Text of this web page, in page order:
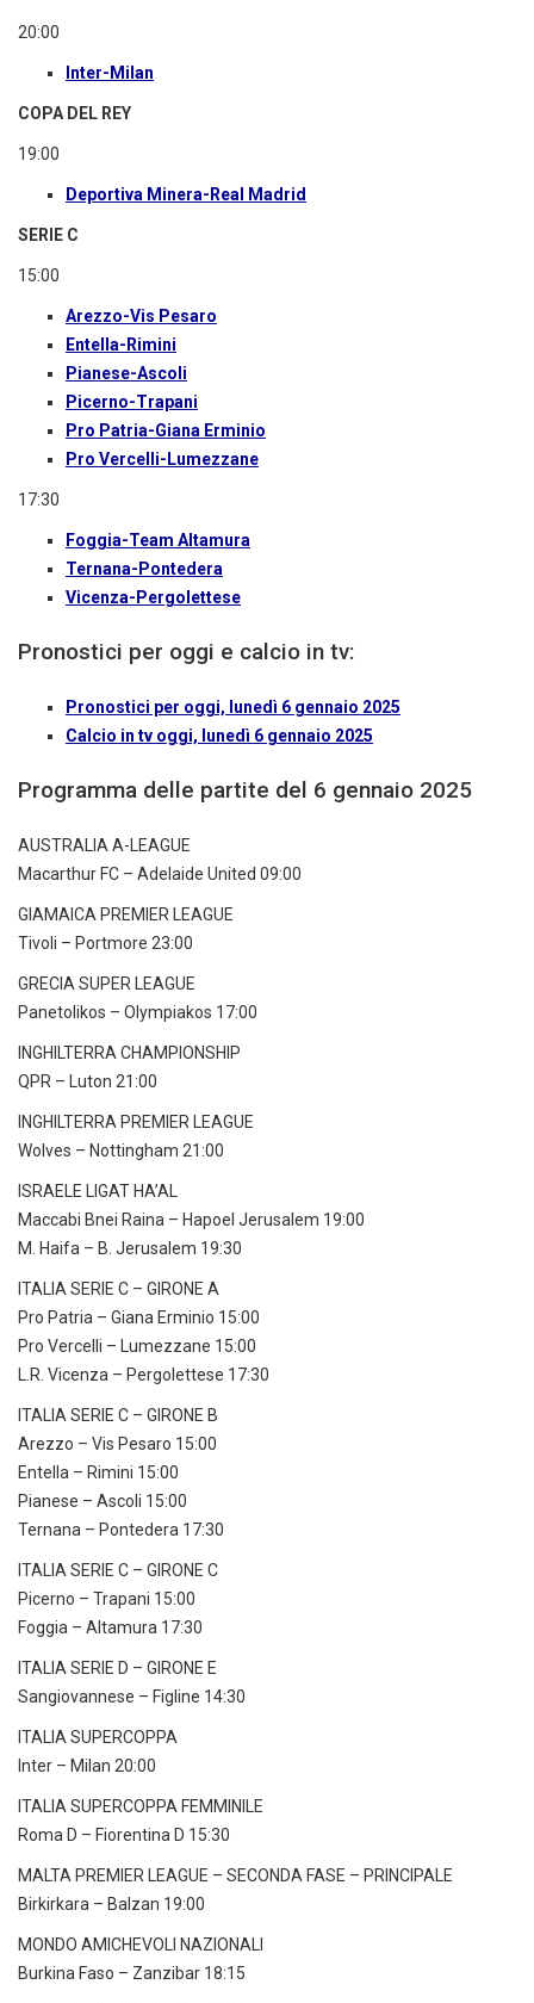
20:00
Inter-Milan
COPA DEL REY
19:00
Deportiva Minera-Real Madrid
SERIE C
15:00
Arezzo-Vis Pesaro
Entella-Rimini
Pianese-Ascoli
Picerno-Trapani
Pro Patria-Giana Erminio
Pro Vercelli-Lumezzane
17:30
Foggia-Team Altamura
Ternana-Pontedera
Vicenza-Pergolettese
Pronostici per oggi e calcio in tv:
Pronostici per oggi, lunedì 6 gennaio 2025
Calcio in tv oggi, lunedì 6 gennaio 2025
Programma delle partite del 6 gennaio 2025
AUSTRALIA A-LEAGUE
Macarthur FC – Adelaide United 09:00
GIAMAICA PREMIER LEAGUE
Tivoli – Portmore 23:00
GRECIA SUPER LEAGUE
Panetolikos – Olympiakos 17:00
INGHILTERRA CHAMPIONSHIP
QPR – Luton 21:00
INGHILTERRA PREMIER LEAGUE
Wolves – Nottingham 21:00
ISRAELE LIGAT HA’AL
Maccabi Bnei Raina – Hapoel Jerusalem 19:00
M. Haifa – B. Jerusalem 19:30
ITALIA SERIE C – GIRONE A
Pro Patria – Giana Erminio 15:00
Pro Vercelli – Lumezzane 15:00
L.R. Vicenza – Pergolettese 17:30
ITALIA SERIE C – GIRONE B
Arezzo – Vis Pesaro 15:00
Entella – Rimini 15:00
Pianese – Ascoli 15:00
Ternana – Pontedera 17:30
ITALIA SERIE C – GIRONE C
Picerno – Trapani 15:00
Foggia – Altamura 17:30
ITALIA SERIE D – GIRONE E
Sangiovannese – Figline 14:30
ITALIA SUPERCOPPA
Inter – Milan 20:00
ITALIA SUPERCOPPA FEMMINILE
Roma D – Fiorentina D 15:30
MALTA PREMIER LEAGUE – SECONDA FASE – PRINCIPALE
Birkirkara – Balzan 19:00
MONDO AMICHEVOLI NAZIONALI
Burkina Faso – Zanzibar 18:15